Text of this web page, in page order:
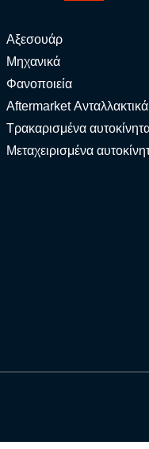
Αξεσουάρ
Μηχανικά
Φανοποιεία
Aftermarket Ανταλλακτικά
Τρακαρισμένα
Μεταχειρισμένα